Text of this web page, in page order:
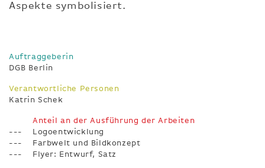
Aspekte symbolisiert.
Auftraggeberin
DGB Berlin
Verantwortliche Personen
Katrin Schek
Anteil an der Ausführung der Arbeiten
Logoentwicklung
Farbwelt und Bildkonzept
Flyer: Entwurf, Satz